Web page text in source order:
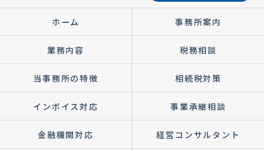
ホーム 事務所案内
業務内容 税務相談
当事務所の特徴 相続税対策
インボイス対応 事業承継相談
金融機関対応 経営コンサルタント